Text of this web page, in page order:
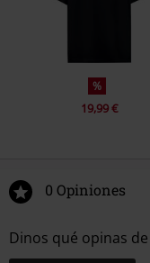
%
19,99 €
0 Opiniones
Dinos qué opinas